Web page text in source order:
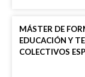
MÁSTER DE
EDUCACIÓN Y
COLECTIVOS